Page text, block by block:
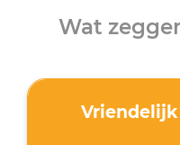
Wat